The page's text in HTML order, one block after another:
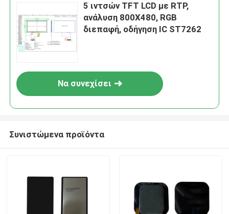
5 ιντσών TFT LCD με RTP,
ανάλυση 800X480, RGB
διεπαφή, οδήγηση IC ST7262
Να συνεχίσει
Συνιστώμενα προϊόντα